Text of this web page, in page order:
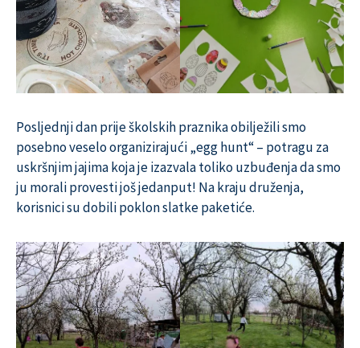
Posljednji dan prije školskih praznika obilježili smo
posebno veselo organizirajući „egg hunt“ – potragu za
uskršnjim jajima koja je izazvala toliko uzbuđenja da smo
ju morali provesti još jedanput! Na kraju druženja,
korisnici su dobili poklon slatke paketiće.